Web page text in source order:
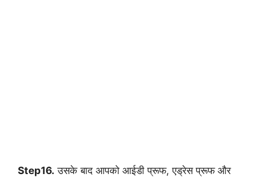
Step16. उसके बाद आपको आईडी प्रूफ, एड्रेस प्रूफ और